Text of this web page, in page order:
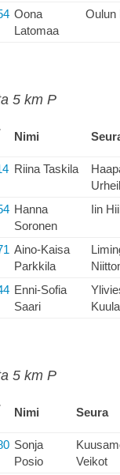
Oona
Latomaa
Oulun
5 km P
Nimi
Riina Taskila
Hanna
Soronen
Iin
Aino-Kaisa
Parkkila
Enni-Sofia
Saari
Kuula
5 km P
Nimi Seura
Sonja
Posio
Veikot